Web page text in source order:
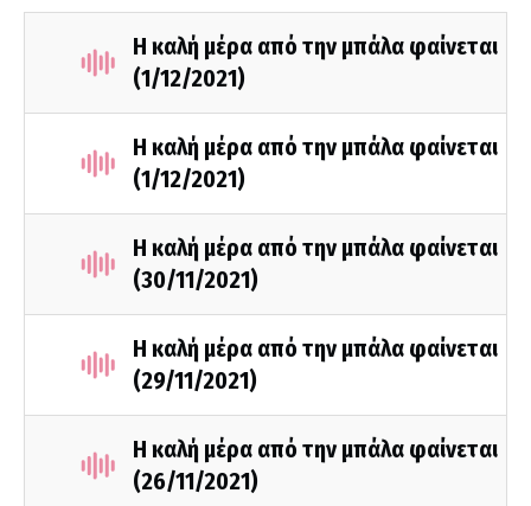
Η καλή μέρα από την μπάλα φαίνεται
(1/12/2021)
Η καλή μέρα από την μπάλα φαίνεται
(1/12/2021)
Η καλή μέρα από την μπάλα φαίνεται
(30/11/2021)
Η καλή μέρα από την μπάλα φαίνεται
(29/11/2021)
Η καλή μέρα από την μπάλα φαίνεται
(26/11/2021)